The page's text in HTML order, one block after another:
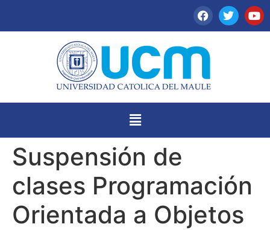
Suspensión de
clases Programación
Orientada a Objetos